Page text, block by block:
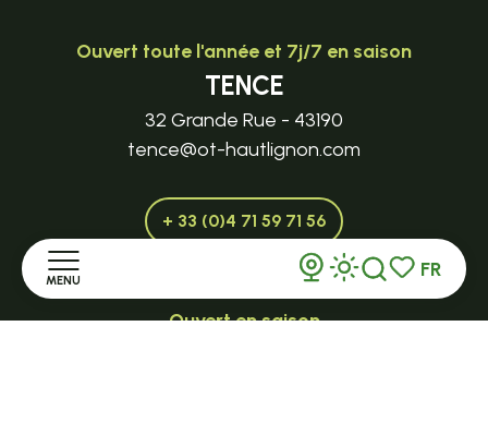
MENU
Voir les
Recherche
FR
Ouvert toute l'année et 7j/7 en saison
TENCE
32 Grande Rue - 43190
tence@ot-hautlignon.com
+ 33 (0)4 71 59 71 56
Ouvert en saison